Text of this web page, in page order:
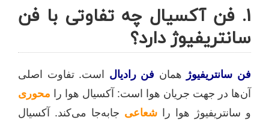
1. فن آکسیال چه تفاوتی با فن
سانتریفیوژ دارد؟
فن سانتریفیوژ همان فن رادیال است. تفاوت اصلی
آن‌ها در جهت جریان هوا است: آکسیال هوا را محوری
و سانتریفیوژ هوا را شعاعی جابه‌جا می‌کند. آکسیال